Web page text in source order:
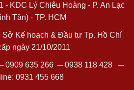
KDC Lý Chiêu Hoàng - P. An Lạc
Tân) - TP. HCM
Sở Kế hoạch & Đầu tư Tp. Hồ Chí
ngày 21/10/2011
0909 635 266─0938 118 428─
0931 455 668